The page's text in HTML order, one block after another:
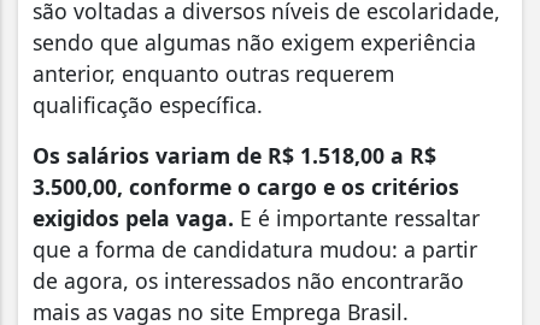
são voltadas a diversos níveis de escolaridade,
sendo que algumas não exigem experiência
anterior, enquanto outras requerem
qualificação específica.
Os salários variam de R$ 1.518,00 a R$
3.500,00, conforme o cargo e os critérios
exigidos pela vaga. E é importante ressaltar
que a forma de candidatura mudou: a partir
de agora, os interessados não encontrarão
mais as vagas no site Emprega Brasil.